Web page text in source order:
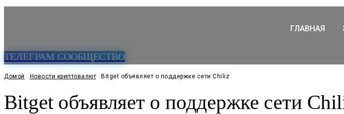
ТЕЛЕГРАМ СООБЩЕСТВО
ГЛАВНАЯ
Домой Новости криптовалют Bitget объявляет о поддержке сети Chiliz
Bitget объявляет о поддержке сети